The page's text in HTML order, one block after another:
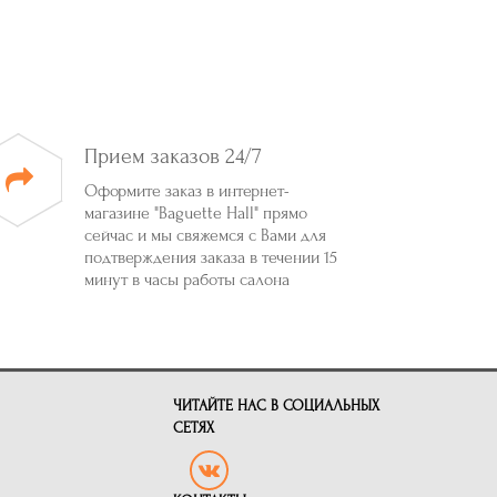
Прием заказов 24/7
Оформите заказ в интернет-
магазине "Baguette Hall" прямо
сейчас и мы свяжемся с Вами для
подтверждения заказа в течении 15
минут в часы работы салона
ЧИТАЙТЕ НАС В СОЦИАЛЬНЫХ
СЕТЯХ